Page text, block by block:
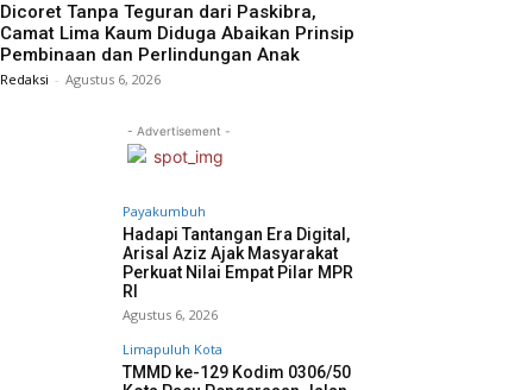
Dicoret Tanpa Teguran dari Paskibra,
Camat Lima Kaum Diduga Abaikan Prinsip
Pembinaan dan Perlindungan Anak
Redaksi - Agustus 6, 2026
- Advertisement -
Payakumbuh
Hadapi Tantangan Era Digital,
Arisal Aziz Ajak Masyarakat
Perkuat Nilai Empat Pilar MPR
RI
Agustus 6, 2026
Limapuluh Kota
TMMD ke-129 Kodim 0306/50